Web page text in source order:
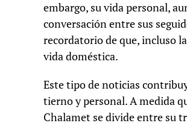
embargo, su vida personal,
conversación entre sus
recordatorio de que, incluso
vida doméstica.
Este tipo de noticias
tierno y personal. A medida
Chalamet se divide entre su